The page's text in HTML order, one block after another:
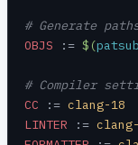
# Generate
OBJS := $(
# Compiler
CC := clang-18
LINTER :=